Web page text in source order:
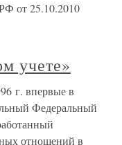
от 25.10.2010
учете»
г. впервые в
Федеральный
отношений в